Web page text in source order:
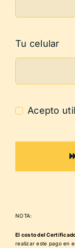
Tu celular
Acepto
NOTA:
El costo del
realizar este pago en